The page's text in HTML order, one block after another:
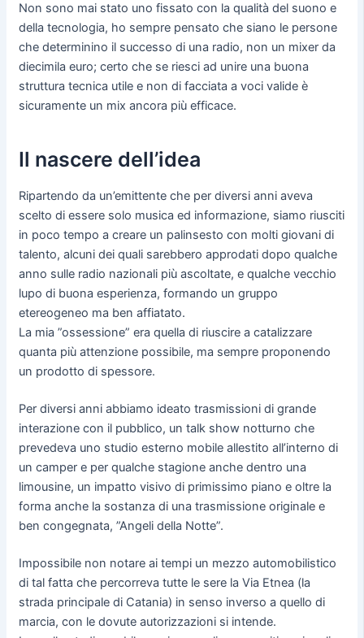
Non sono mai stato uno fissato con la qualità del suono e
della tecnologia, ho sempre pensato che siano le persone
che determinino il successo di una radio, non un mixer da
diecimila euro; certo che se riesci ad unire una buona
struttura tecnica utile e non di facciata a voci valide è
sicuramente un mix ancora più efficace.
Il nascere dell’idea
Ripartendo da un’emittente che per diversi anni aveva
scelto di essere solo musica ed informazione, siamo riusciti
in poco tempo a creare un palinsesto con molti giovani di
talento, alcuni dei quali sarebbero approdati dopo qualche
anno sulle radio nazionali più ascoltate, e qualche vecchio
lupo di buona esperienza, formando un gruppo
etereogeneo ma ben affiatato.
La mia ”ossessione” era quella di riuscire a catalizzare
quanta più attenzione possibile, ma sempre proponendo
un prodotto di spessore.
Per diversi anni abbiamo ideato trasmissioni di grande
interazione con il pubblico, un talk show notturno che
prevedeva uno studio esterno mobile allestito all’interno di
un camper e per qualche stagione anche dentro una
limousine, un impatto visivo di primissimo piano e oltre la
forma anche la sostanza di una trasmissione originale e
ben congegnata, ”Angeli della Notte”.
Impossibile non notare ai tempi un mezzo automobilistico
di tal fatta che percorreva tutte le sere la Via Etnea (la
strada principale di Catania) in senso inverso a quello di
marcia, con le dovute autorizzazioni si intende.